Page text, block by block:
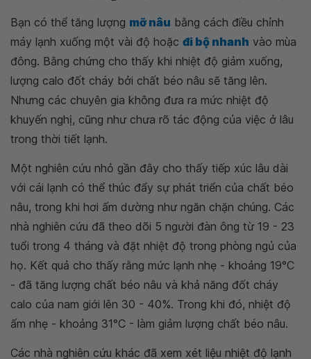
Bạn có thể tăng lượng mỡ nâu bằng cách điều chỉnh
máy lạnh xuống một vài độ hoặc đi bộ nhanh vào mùa
đông. Bằng chứng cho thấy khi nhiệt độ giảm xuống,
lượng calo đốt cháy bởi chất béo nâu sẽ tăng lên.
Nhưng các chuyên gia không đưa ra mức nhiệt độ
khuyến nghị, cũng như chưa rõ tác động của việc ở lâu
trong thời tiết lạnh.
Một nghiên cứu nhỏ gần đây cho thấy tiếp xúc lâu dài
với cái lạnh có thể thúc đẩy sự phát triển của chất béo
nâu, trong khi hơi ấm dường như ngăn chặn chúng. Các
nhà nghiên cứu đã theo dõi 5 người đàn ông từ 19 - 23
tuổi trong 4 tháng và đặt nhiệt độ trong phòng ngủ của
họ. Kết quả cho thấy rằng mức lạnh nhẹ - khoảng 19°C
- đã tăng lượng chất béo nâu và khả năng đốt cháy
calo của nam giới lên 30 - 40%. Trong khi đó, nhiệt độ
ấm nhẹ - khoảng 31°C - làm giảm lượng chất béo nâu.
Các nhà nghiên cứu khác đã xem xét liệu nhiệt độ lạnh